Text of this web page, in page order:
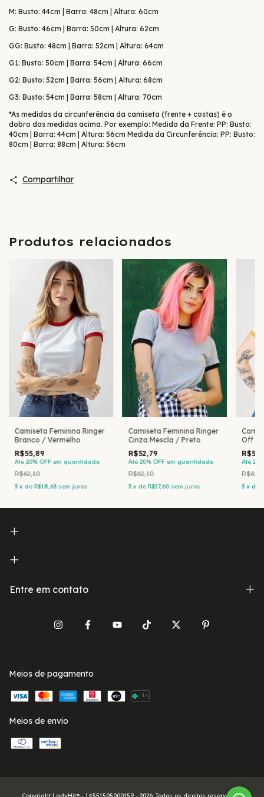
M: Busto: 44cm | Barra: 48cm | Altura: 60cm
G: Busto: 46cm | Barra: 50cm | Altura: 62cm
GG: Busto: 48cm | Barra: 52cm | Altura: 64cm
G1: Busto: 50cm | Barra: 54cm | Altura: 66cm
G2: Busto: 52cm | Barra: 56cm | Altura: 68cm
G3: Busto: 54cm | Barra: 58cm | Altura: 70cm
*As medidas da circunferência da camiseta (frente + costas) é o
dobro das medidas acima. Por exemplo: Medida da Frente: PP: Busto:
40cm | Barra: 44cm | Altura: 56cm Medida da Circunferência: PP: Busto:
80cm | Barra: 88cm | Altura: 56cm
Compartilhar
Produtos relacionados
Camiseta Feminina Ringer
Branco / Vermelho
R$55,89
Até 20% OFF em quantidade
R$62,10
3 x de R$18,63 sem juros
Camiseta Feminina Ringer
Cinza Mescla / Preto
R$52,79
Até 20% OFF em quantidade
R$62,10
3 x de R$17,60 sem juros
Off
Até
3 x de
Entre em contato
Meios de pagamento
Meios de envio